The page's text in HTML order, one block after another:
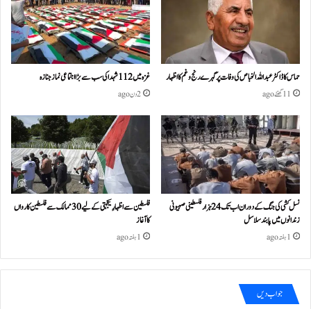
حماس کا ڈاکٹر عبداللہ الخباص کی وفات پر گہرے رنج وغم کااظہار
11 گھنٹے ago
غزہ میں 112 شہدا کی سب سے بڑا اجتماعی نماز جنازہ
2 دن ago
نسل کشی کی جنگ کے دوران اب تک 24ہزار فلسطینی صہیونی
زندانوں میں پابند سلاسل
1 ہفتہ ago
فلسطین سے اظہارِ یکجہتی کے لیے 30 ممالک سے فلسطین کارواں
کا آغاز
1 ہفتہ ago
جواب دیں